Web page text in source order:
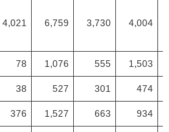
4,021 6,759 3,730 4,004
78 1,076 555 1,503
38 527 301 474
376 1,527 663 934